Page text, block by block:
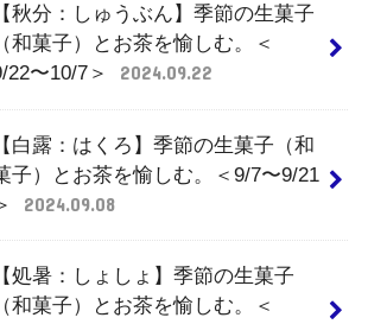
【秋分：しゅうぶん】季節の生菓子
（和菓子）とお茶を愉しむ。＜
22〜10/7＞
2024.09.22
【白露：はくろ】季節の生菓子（和
子）とお茶を愉しむ。＜9/7〜9/21
2024.09.08
【処暑：しょしょ】季節の生菓子
（和菓子）とお茶を愉しむ。＜